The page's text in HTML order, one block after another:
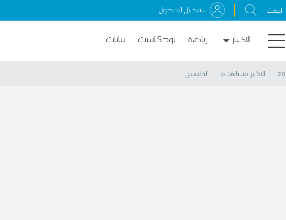
تسجيل الدخول
الاخبار رياضة بودكاست بيانات
الأكثر مشاهدة الطقس